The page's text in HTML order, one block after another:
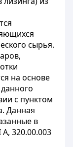
сырья.
на основе
с пунктом
Данная
в
А, 320.00.003